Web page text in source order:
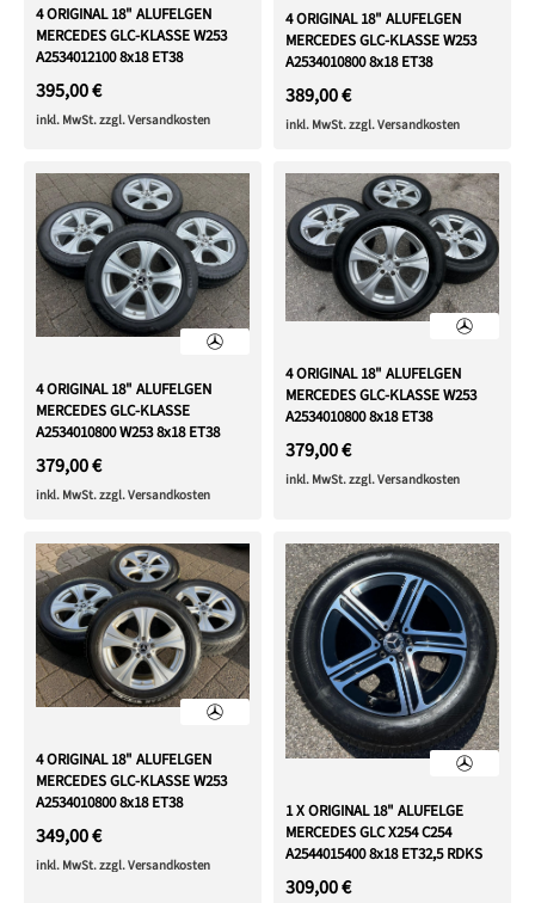
4 ORIGINAL 18" ALUFELGEN
MERCEDES GLC-KLASSE W253
A2534012100 8x18 ET38
395,00 €
inkl. MwSt. zzgl. Versandkosten
4 ORIGINAL 18" ALUFELGEN
MERCEDES GLC-KLASSE W253
A2534010800 8x18 ET38
389,00 €
inkl. MwSt. zzgl. Versandkosten
4 ORIGINAL 18" ALUFELGEN
MERCEDES GLC-KLASSE
A2534010800 W253 8x18 ET38
379,00 €
inkl. MwSt. zzgl. Versandkosten
4 ORIGINAL 18" ALUFELGEN
MERCEDES GLC-KLASSE W253
A2534010800 8x18 ET38
379,00 €
inkl. MwSt. zzgl. Versandkosten
4 ORIGINAL 18" ALUFELGEN
MERCEDES GLC-KLASSE W253
A2534010800 8x18 ET38
349,00 €
inkl. MwSt. zzgl. Versandkosten
1 X ORIGINAL 18" ALUFELGE
MERCEDES GLC X254 C254
A2544015400 8x18 ET32,5 RDKS
309,00 €